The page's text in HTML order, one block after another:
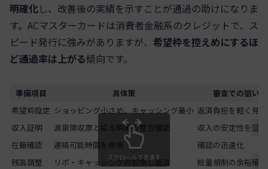
明確化し、改善後の実績を示すことが通過の助けになりま
す。ACマスターカードは消費者金融系のクレジットで、ス
ピード発行に強みがありますが、 希望枠を控えめにするほ
ど通過率は上がる傾向です。
準備項目 具体策
審査での狙い
希望枠設定 ショッピング小さめ、キャッシング最小 返済負担を軽く見
収入証明
源泉徴収票と給与明細の整合確認
収入の安定性を証明
在籍確認
連絡可能時間を申告
確認の迅速化
残高調整
リボ・キャッシングの前倒し返済 総量規制の余裕確保
スクロールできます